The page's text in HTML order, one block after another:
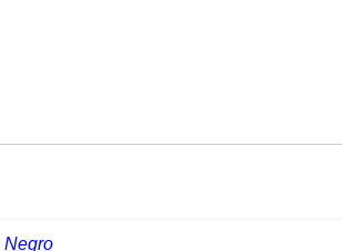
Negro